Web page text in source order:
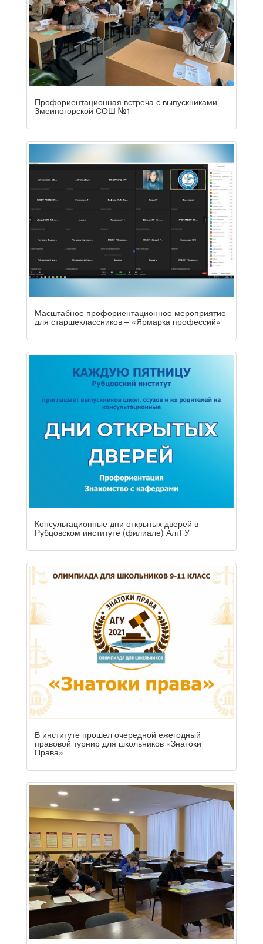
Профориентационная встреча с выпускниками
Змеиногорской СОШ №1
Масштабное профориентационное мероприятие
для старшеклассников – «Ярмарка профессий»
Консультационные дни открытых дверей в
Рубцовском институте (филиале) АлтГУ
В институте прошел очередной ежегодный
правовой турнир для школьников «Знатоки
Права»